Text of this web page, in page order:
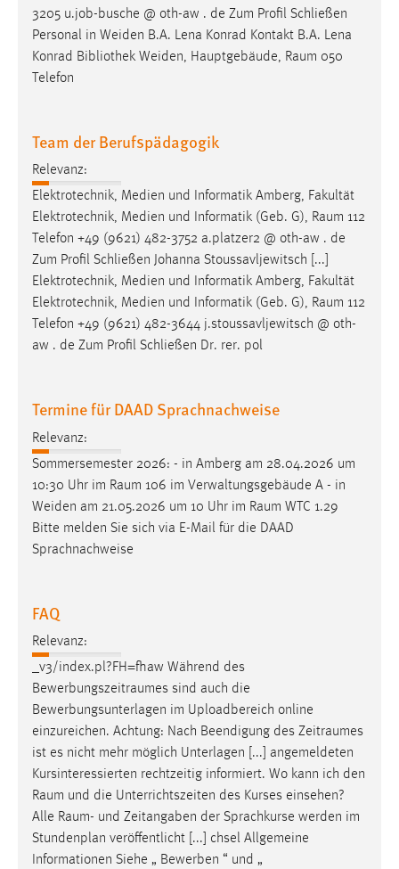
3205 u.job-busche @ oth-aw . de Zum Profil Schließen
Personal in Weiden B.A. Lena Konrad Kontakt B.A. Lena
Konrad Bibliothek Weiden, Hauptgebäude, Raum 050
Telefon
Team der Berufspädagogik
Relevanz:
Elektrotechnik, Medien und Informatik Amberg, Fakultät
Elektrotechnik, Medien und Informatik (Geb. G), Raum 112
Telefon +49 (9621) 482-3752 a.platzer2 @ oth-aw . de
Zum Profil Schließen Johanna Stoussavljewitsch [...]
Elektrotechnik, Medien und Informatik Amberg, Fakultät
Elektrotechnik, Medien und Informatik (Geb. G), Raum 112
Telefon +49 (9621) 482-3644 j.stoussavljewitsch @ oth-
aw . de Zum Profil Schließen Dr. rer. pol
Termine für DAAD Sprachnachweise
Relevanz:
Sommersemester 2026: - in Amberg am 28.04.2026 um
10:30 Uhr im Raum 106 im Verwaltungsgebäude A - in
Weiden am 21.05.2026 um 10 Uhr im Raum WTC 1.29
Bitte melden Sie sich via E-Mail für die DAAD
Sprachnachweise
FAQ
Relevanz:
_v3/index.pl?FH=fhaw Während des
Bewerbungszeitraumes sind auch die
Bewerbungsunterlagen im Uploadbereich online
einzureichen. Achtung: Nach Beendigung des Zeitraumes
ist es nicht mehr möglich Unterlagen [...] angemeldeten
Kursinteressierten rechtzeitig informiert. Wo kann ich den
Raum und die Unterrichtszeiten des Kurses einsehen?
Alle Raum- und Zeitangaben der Sprachkurse werden im
Stundenplan veröffentlicht [...] chsel Allgemeine
Informationen Siehe „ Bewerben “ und „